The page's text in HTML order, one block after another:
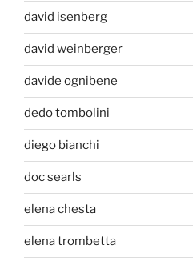
david isenberg
david weinberger
davide ognibene
dedo tombolini
diego bianchi
doc searls
elena chesta
elena trombetta